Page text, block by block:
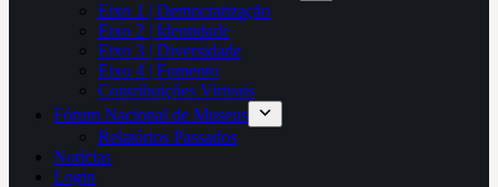
Eixo 1 | Democratização
Eixo 2 | Identidade
Eixo 3 | Diversidade
Eixo 4 | Fomento
Contribuições Virtuais
Fórum Nacional de Museus
Relatórios Passados
Notícias
Login